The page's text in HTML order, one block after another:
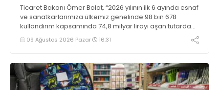
Ticaret Bakanı Ömer Bolat, “2026 yılının ilk 6 ayında esnaf
ve sanatkarlarımıza ülkemiz genelinde 98 bin 678
kullandırım kapsamında 74,8 milyar lirayı aşan tutarda
uygun geri ödeme koşullu finansman sağlanmıştır”
bilgisini verdi
09 Ağustos 2026 Pazar 16:31